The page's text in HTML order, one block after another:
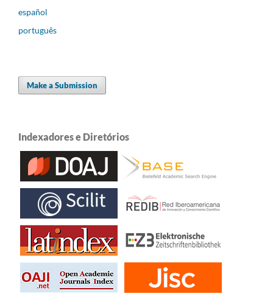
español
português
Make a Submission
Indexadores e Diretórios